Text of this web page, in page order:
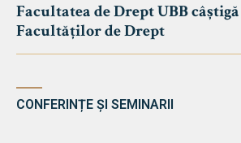
Facultatea de Drept UBB
Facultăților de Drept
CONFERINȚE ȘI SEMINARII